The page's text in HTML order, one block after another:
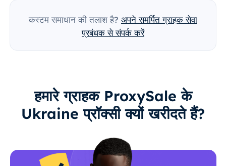
कस्टम समाधान की तलाश है? अपने समर्पित ग्राहक सेवा
प्रबंधक से संपर्क करें
हमारे ग्राहक ProxySale के
Ukraine प्रॉक्सी क्यों खरीदते हैं?